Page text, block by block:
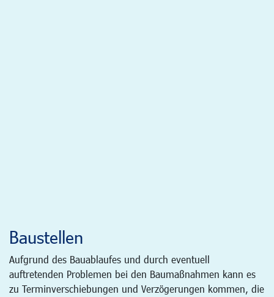
Baustellen
Aufgrund des Bauablaufes und durch eventuell
auftretenden Problemen bei den Baumaßnahmen kann es
zu Terminverschiebungen und Verzögerungen kommen, die